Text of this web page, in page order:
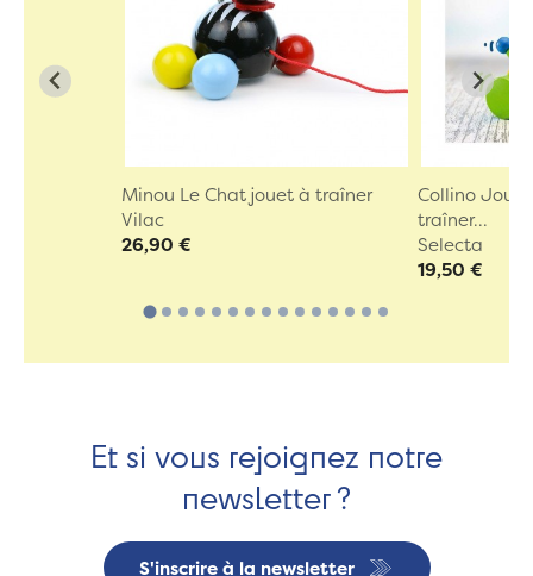
Minou Le Chat jouet à traîner
Vilac
26,90 €
Collino
traîner...
Selecta
19,50 €
Et si vous rejoignez notre
newsletter ?
S'inscrire à la newsletter